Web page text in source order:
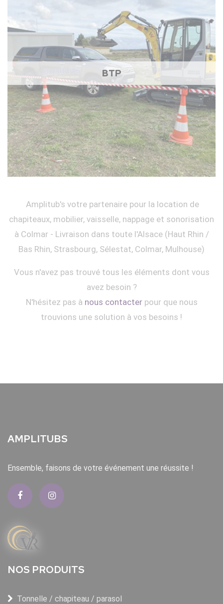
BTP
Amplitub's votre partenaire pour la location de
chapiteaux, mobilier, vaisselle, nappage et sonorisation
à Colmar - Livraison dans toute l'Alsace (Haut Rhin /
Bas Rhin, Strasbourg, Sélestat, Colmar, Mulhouse)
Vous n'avez pas trouvé tous les éléments dont vous
avez besoin ?
N'hésitez pas à nous contacterpour que nous
trouvions une solution à vos besoins !
AMPLITUBS
Ensemble, faisons de votre événement une réussite !
NOS PRODUITS
Tonnelle / chapiteau / parasol